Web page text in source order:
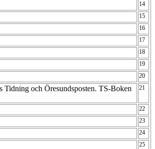
14
15
16
17
18
19
20
och Öresundsposten. TS-Boken
21
22
23
24
25